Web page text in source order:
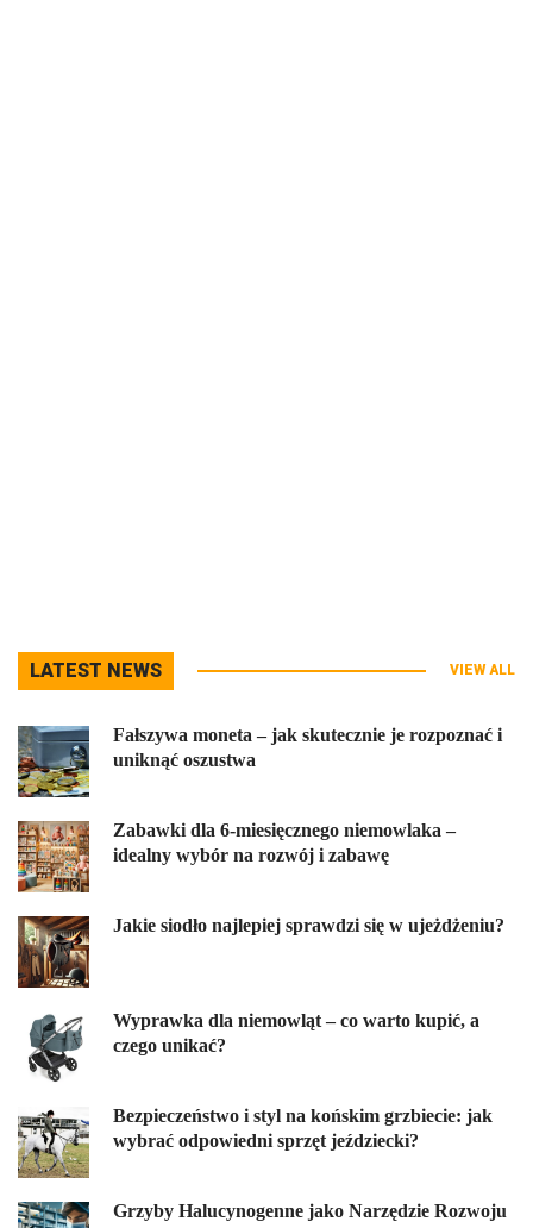
LATEST NEWS VIEW ALL
Fałszywa moneta – jak skutecznie je rozpoznać i
uniknąć oszustwa
Zabawki dla 6-miesięcznego niemowlaka –
idealny wybór na rozwój i zabawę
Jakie siodło najlepiej sprawdzi się w ujeżdżeniu?
Wyprawka dla niemowląt – co warto kupić, a
czego unikać?
Bezpieczeństwo i styl na końskim grzbiecie: jak
wybrać odpowiedni sprzęt jeździecki?
Grzyby Halucynogenne jako Narzędzie Rozwoju